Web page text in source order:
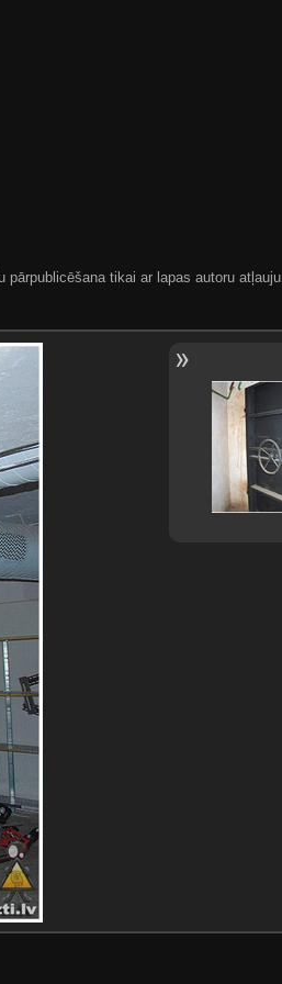
tikai ar lapas autoru atļauju.